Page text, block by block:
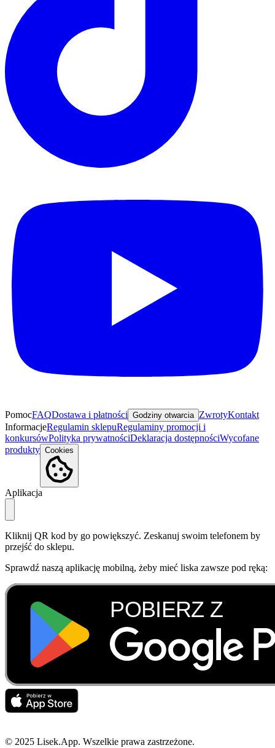
PomocFAQDostawa i płatności Godziny otwarcia ZwrotyKontakt
InformacjeRegulamin sklepuRegulaminy promocji i
konkursówPolityka prywatnościDeklaracja dostępnościWycofane
produkty Cookies
Aplikacja
Kliknij QR kod by go powiększyć. Zeskanuj swoim telefonem by
przejść do sklepu.
Sprawdź naszą aplikację mobilną, żeby mieć liska zawsze pod ręką:
© 2025 Lisek.App. Wszelkie prawa zastrzeżone.